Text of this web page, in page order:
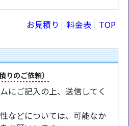
お見積り 料金表 TOP
りのご依頼）
にご記入の上、送信してく
などについては、可能なか